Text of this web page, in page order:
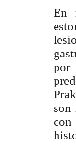
En
por
son